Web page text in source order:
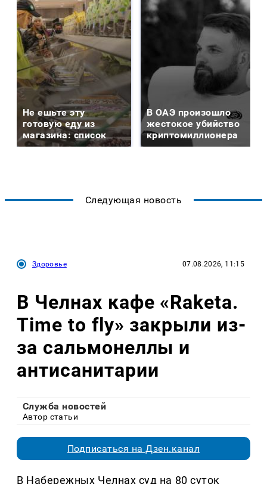
Не ешьте эту
готовую еду из
магазина: список
В ОАЭ произошло
жестокое убийство
криптомиллионера
Следующая новость
Здоровье 07.08.2026, 11:15
В Челнах кафе «Raketa.
Time to fly» закрыли из-
за сальмонеллы и
антисанитарии
Служба новостей
Автор статьи
Подписаться на Дзен.канал
В Набережных Челнах суд на 80 суток